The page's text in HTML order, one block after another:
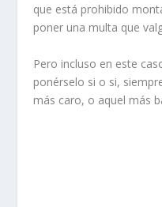
que está prohibido
poner una multa que
Pero incluso en este
ponérselo si o si,
más caro, o aquel más